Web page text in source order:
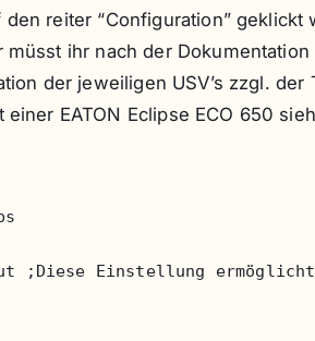
reiter “Configuration”
müsst ihr nach der
der jeweiligen USV’s zzgl. der
EATON Eclipse ECO 650
;Diese Einstellung